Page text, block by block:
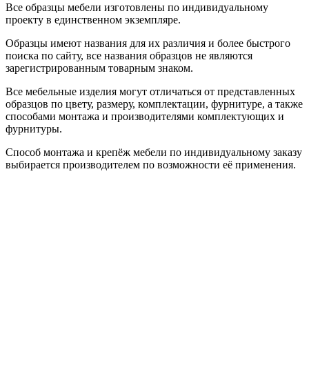
Все образцы мебели изготовлены по индивидуальному
проекту в единственном экземпляре.
Образцы имеют названия для их различия и более быстрого
поиска по сайту, все названия образцов не являются
зарегистрированным товарным знаком.
Все мебельные изделия могут отличаться от представленных
образцов по цвету, размеру, комплектации, фурнитуре, а также
способами монтажа и производителями комплектующих и
фурнитуры.
Способ монтажа и крепёж мебели по индивидуальному заказу
выбирается производителем по возможности её применения.